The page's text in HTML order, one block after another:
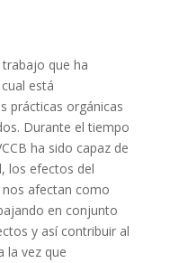
que ha
está
prácticas orgánicas
Durante el tiempo
ha sido capaz de
los efectos del
afectan como
en conjunto
y así contribuir al
la vez que